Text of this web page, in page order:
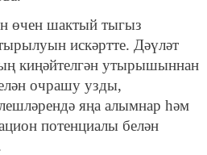
өчен шактый тыгыз
искәртте. Дәүләт
киңәйтелгән утырышыннан
очрашу узды,
яңа алымнар һәм
потенциалы белән